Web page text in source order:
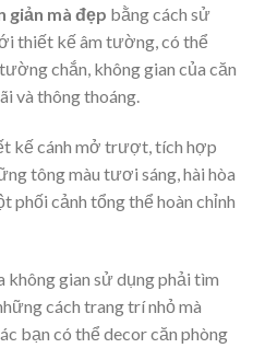
giản mà đẹp bằng cách sử
thiết kế âm tường, có thể
chắn, không gian của căn
và thông thoáng.
kế cánh mở trượt, tích hợp
tông màu tươi sáng, hài hòa
phối cảnh tổng thể hoàn chỉnh
không gian sử dụng phải tìm
cách trang trí nhỏ mà
bạn có thể decor căn phòng